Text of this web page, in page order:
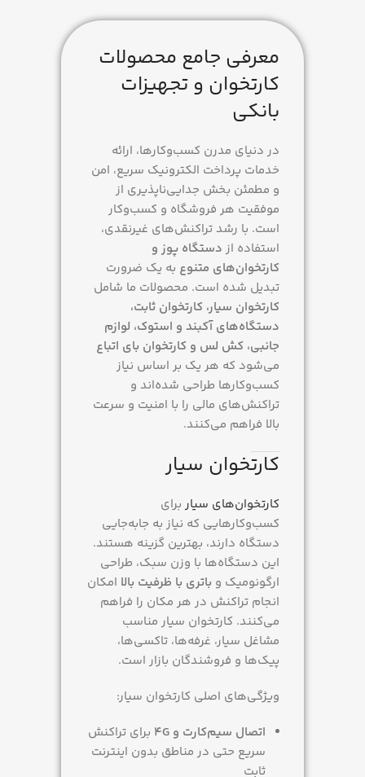
معرفی جامع محصولات
کارتخوان و تجهیزات
بانکی
در دنیای مدرن کسب‌وکارها، ارائه
خدمات پرداخت الکترونیک سریع، امن
و مطمئن بخش جدایی‌ناپذیری از
موفقیت هر فروشگاه و کسب‌وکار
است. با رشد تراکنش‌های غیرنقدی،
استفاده از دستگاه پوز و
کارتخوان‌های متنوع به یک ضرورت
تبدیل شده است. محصولات ما شامل
کارتخوان سیار، کارتخوان ثابت،
دستگاه‌های آکبند و استوک، لوازم
جانبی، کش لس و کارتخوان بای اتباع
می‌شود که هر یک بر اساس نیاز
کسب‌وکارها طراحی شده‌اند و
تراکنش‌های مالی را با امنیت و سرعت
بالا فراهم می‌کنند.
کارتخوان سیار
کارتخوان‌های سیار برای
کسب‌وکارهایی که نیاز به جابه‌جایی
دستگاه دارند، بهترین گزینه هستند.
این دستگاه‌ها با وزن سبک، طراحی
ارگونومیک و باتری با ظرفیت بالا امکان
انجام تراکنش در هر مکان را فراهم
می‌کنند. کارتخوان سیار مناسب
مشاغل سیار، غرفه‌ها، تاکسی‌ها،
پیک‌ها و فروشندگان بازار است.
ویژگی‌های اصلی کارتخوان سیار:
اتصال سیم‌کارت و 4G
برای تراکنش
سریع حتی در مناطق بدون اینترنت
ثابت